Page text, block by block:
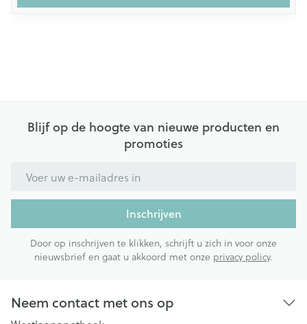
Blijf op de hoogte van nieuwe producten en
promoties
Inschrijven
Door op inschrijven te klikken, schrijft u zich in voor onze
nieuwsbrief en gaat u akkoord met onze privacy policy.
Neem contact met ons op